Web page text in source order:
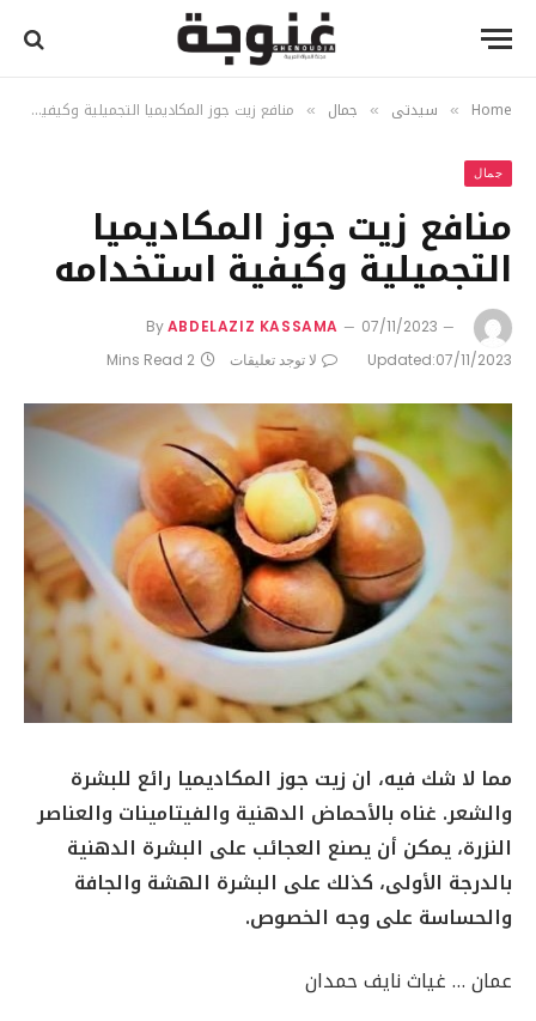
Home
» سيدتي » جمال » منافع زيت جوز المكاديميا التجميلية وكيفية استخدامه
جمال
منافع زيت جوز المكاديميا
التجميلية وكيفية استخدامه
ByABDELAZIZ KASSAMA
07/11/2023
Updated:07/11/2023 لا توجد تعليقات 2 Mins Read
مما لا شك فيه، ان زيت جوز المكاديميا رائع للبشرة
والشعر. غناه بالأحماض الدهنية والفيتامينات والعناصر
النزرة، يمكن أن يصنع العجائب على البشرة الدهنية
بالدرجة الأولى، كذلك على البشرة الهشة والجافة
والحساسة على وجه الخصوص.
عمان … غياث نايف حمدان